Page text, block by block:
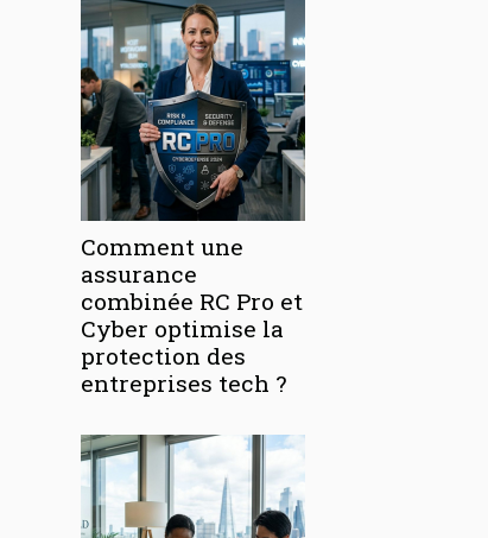
Comment une
assurance
combinée RC Pro et
Cyber optimise la
protection des
entreprises tech ?